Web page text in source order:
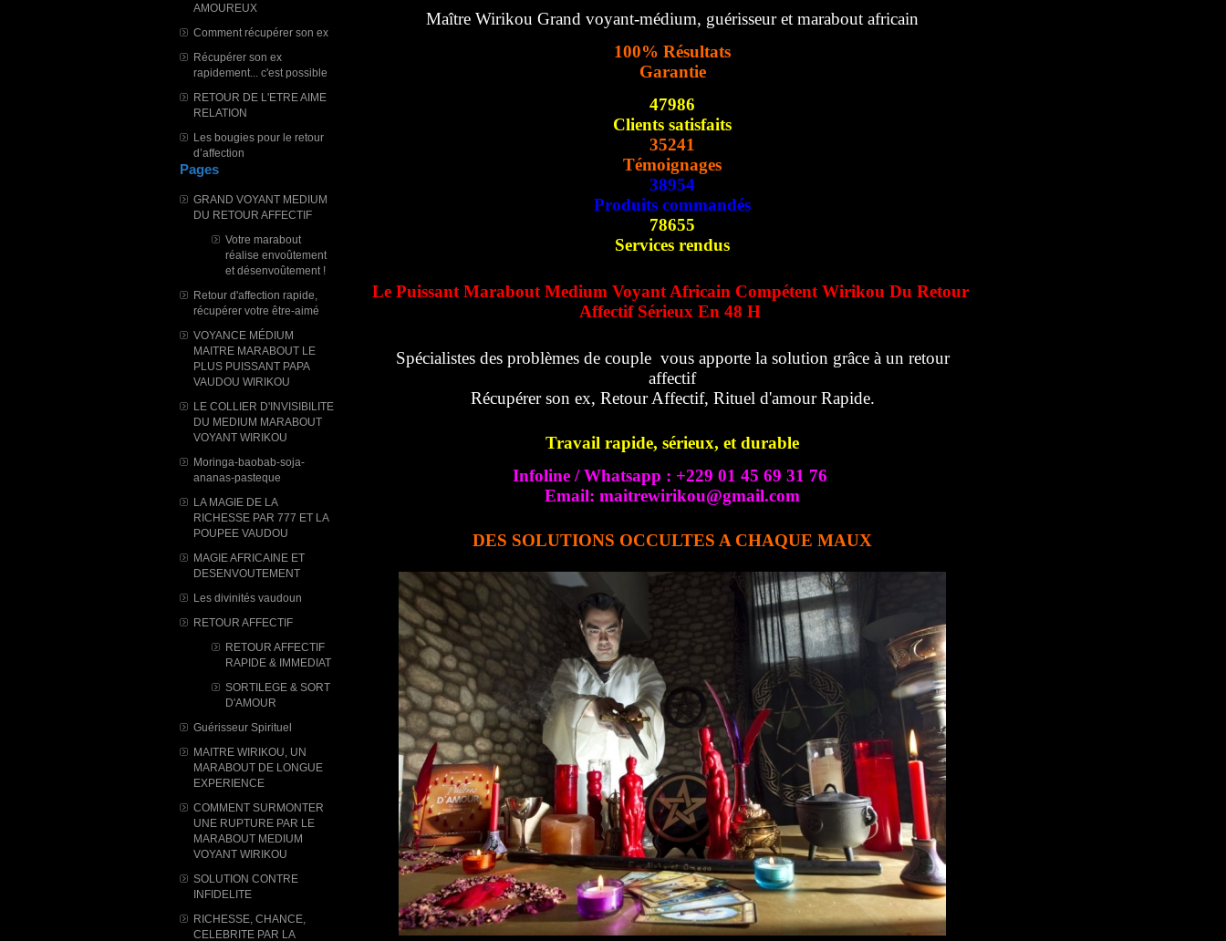
AMOUREUX
Comment récupérer son ex
Récupérer son ex
rapidement... c'est possible
RETOUR DE L'ETRE AIME
RELATION
Les bougies pour le retour
d’affection
Pages
GRAND VOYANT MEDIUM
DU RETOUR AFFECTIF
Votre marabout
réalise envoûtement
et désenvoûtement !
Retour d'affection rapide,
récupérer votre être-aimé
VOYANCE MÉDIUM
MAITRE MARABOUT LE
PLUS PUISSANT PAPA
VAUDOU WIRIKOU
LE COLLIER D'INVISIBILITE
DU MEDIUM MARABOUT
VOYANT WIRIKOU
Moringa-baobab-soja-
ananas-pasteque
LA MAGIE DE LA
RICHESSE PAR 777 ET LA
POUPEE VAUDOU
MAGIE AFRICAINE ET
DESENVOUTEMENT
Les divinités vaudoun
RETOUR AFFECTIF
RETOUR AFFECTIF
RAPIDE & IMMEDIAT
SORTILEGE & SORT
D'AMOUR
Guérisseur Spirituel
MAITRE WIRIKOU, UN
MARABOUT DE LONGUE
EXPERIENCE
COMMENT SURMONTER
UNE RUPTURE PAR LE
MARABOUT MEDIUM
VOYANT WIRIKOU
SOLUTION CONTRE
INFIDELITE
RICHESSE, CHANCE,
CELEBRITE PAR LA
Maître Wirikou Grand voyant-médium, guérisseur et marabout africain
100% Résultats
Garantie
47986
Clients satisfaits
35241
Témoignages
38954
Produits commandés
78655
Services rendus
Le Puissant Marabout Medium Voyant Africain Compétent Wirikou Du Retour
Affectif Sérieux En 48 H
Spécialistes des problèmes de couple vous apporte la solution grâce à un retour
affectif
Récupérer son ex, Retour Affectif, Rituel d'amour Rapide.
Travail rapide, sérieux, et durable
Infoline / Whatsapp : +229 01 45 69 31 76
Email: maitrewirikou@gmail.com
DES SOLUTIONS OCCULTES A CHAQUE MAUX